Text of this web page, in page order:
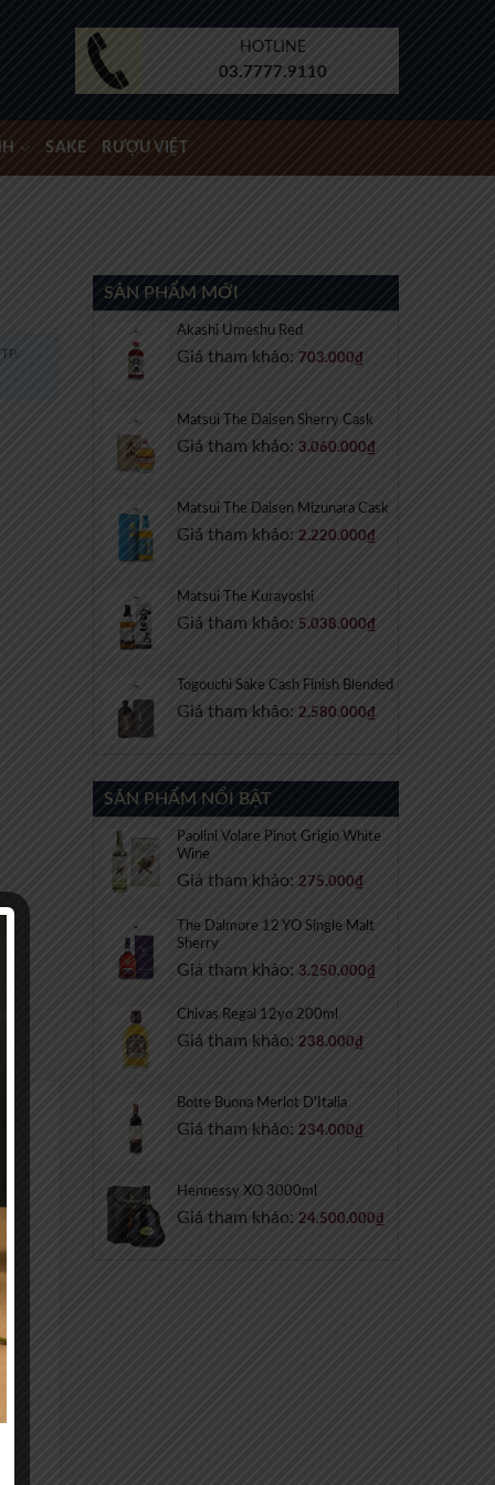
HOTLINE
03.7777.9110
SAKE RƯỢU VIỆT
SẢN PHẨM MỚI
Akashi Umeshu Red
Giá tham khảo: 703.000₫
Matsui The Daisen Sherry Cask
Giá tham khảo: 3.060.000₫
Matsui The Daisen Mizunara Cask
Giá tham khảo: 2.220.000₫
Matsui The Kurayoshi
Giá tham khảo: 5.038.000₫
Togouchi Sake Cash Finish Blended
Giá tham khảo: 2.580.000₫
SẢN PHẨM NỔI BẬT
Paolini Volare Pinot Grigio White
Wine
Giá tham khảo: 275.000₫
The Dalmore 12 YO Single Malt
Sherry
Giá tham khảo: 3.250.000₫
Chivas Regal 12yo 200ml
Giá tham khảo: 238.000₫
Botte Buona Merlot D'Italia
Giá tham khảo: 234.000₫
Hennessy XO 3000ml
Giá tham khảo: 24.500.000₫